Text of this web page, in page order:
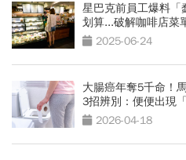
星巴克前員工爆料「
划算...破解咖啡店菜
2025-06-24
大腸癌年奪5千命！
3招辨別：便便出現
2026-04-18